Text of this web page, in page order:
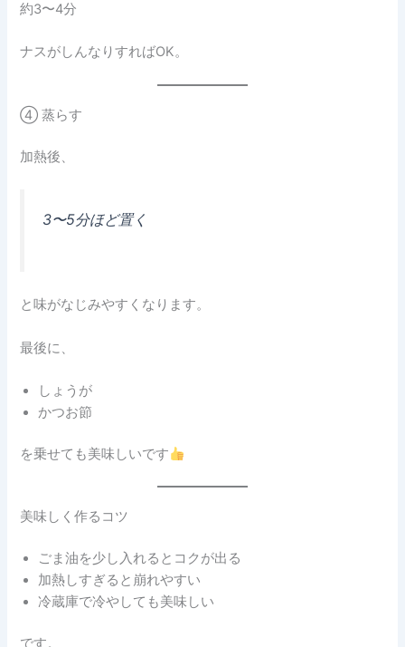
約3〜4分
ナスがしんなりすればOK。
④ 蒸らす
加熱後、
3〜5分ほど置く
と味がなじみやすくなります。
最後に、
しょうが
かつお節
を乗せても美味しいです
美味しく作るコツ
ごま油を少し入れるとコクが出る
加熱しすぎると崩れやすい
冷蔵庫で冷やしても美味しい
です。